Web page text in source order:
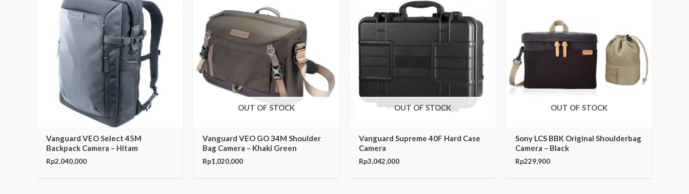
Vanguard VEO Select 45M
Backpack Camera – Hitam
Rp2,040,000
OUT OF STOCK
Vanguard VEO GO 34M Shoulder
Bag Camera – Khaki Green
Rp1,020,000
OUT OF STOCK
Vanguard Supreme 40F Hard Case
Camera
Rp3,042,000
OUT OF STOCK
Sony LCS BBK Original Shoulderbag
Camera – Black
Rp229,900